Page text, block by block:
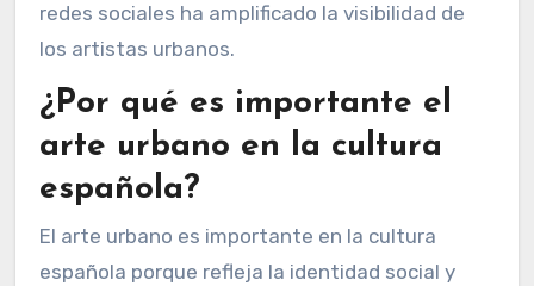
redes sociales ha amplificado la visibilidad de
los artistas urbanos.
¿Por qué es importante el
arte urbano en la cultura
española?
El arte urbano es importante en la cultura
española porque refleja la identidad social y